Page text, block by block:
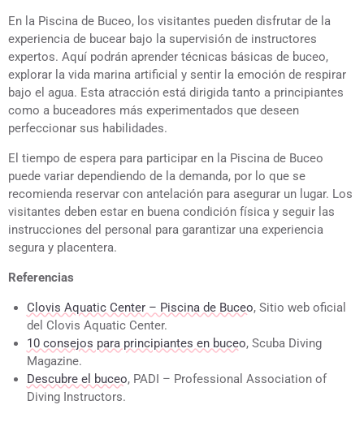
En la Piscina de Buceo, los visitantes pueden disfrutar de la
experiencia de bucear bajo la supervisión de instructores
expertos. Aquí podrán aprender técnicas básicas de buceo,
explorar la vida marina artificial y sentir la emoción de respirar
bajo el agua. Esta atracción está dirigida tanto a principiantes
como a buceadores más experimentados que deseen
perfeccionar sus habilidades.
El tiempo de espera para participar en la Piscina de Buceo
puede variar dependiendo de la demanda, por lo que se
recomienda reservar con antelación para asegurar un lugar. Los
visitantes deben estar en buena condición física y seguir las
instrucciones del personal para garantizar una experiencia
segura y placentera.
Referencias
Clovis Aquatic Center – Piscina de Buceo, Sitio web oficial
del Clovis Aquatic Center.
10 consejos para principiantes en buceo, Scuba Diving
Magazine.
Descubre el buceo, PADI – Professional Association of
Diving Instructors.